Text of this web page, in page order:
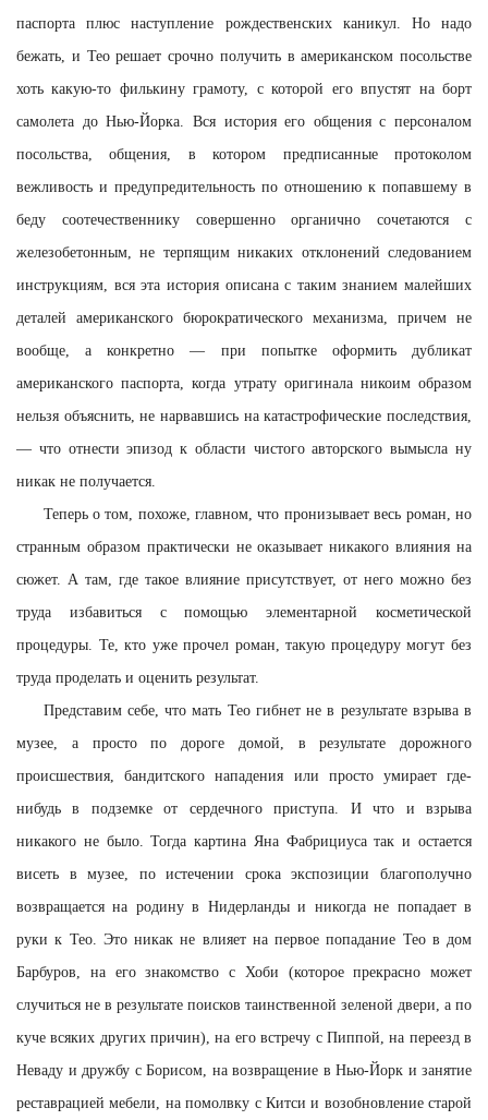
паспорта плюс наступление рождественских каникул. Но надо
бежать, и Тео решает срочно получить в американском посольстве
хоть какую-то филькину грамоту, с которой его впустят на борт
самолета до Нью-Йорка. Вся история его общения с персоналом
посольства, общения, в котором предписанные протоколом
вежливость и предупредительность по отношению к попавшему в
беду соотечественнику совершенно органично сочетаются с
железобетонным, не терпящим никаких отклонений следованием
инструкциям, вся эта история описана с таким знанием малейших
деталей американского бюрократического механизма, причем не
вообще, а конкретно — при попытке оформить дубликат
американского паспорта, когда утрату оригинала никоим образом
нельзя объяснить, не нарвавшись на катастрофические последствия,
— что отнести эпизод к области чистого авторского вымысла ну
никак не получается.
Теперь о том, похоже, главном, что пронизывает весь роман, но
странным образом практически не оказывает никакого влияния на
сюжет. А там, где такое влияние присутствует, от него можно без
труда избавиться с помощью элементарной косметической
процедуры. Те, кто уже прочел роман, такую процедуру могут без
труда проделать и оценить результат.
Представим себе, что мать Тео гибнет не в результате взрыва в
музее, а просто по дороге домой, в результате дорожного
происшествия, бандитского нападения или просто умирает где-
нибудь в подземке от сердечного приступа. И что и взрыва
никакого не было. Тогда картина Яна Фабрициуса так и остается
висеть в музее, по истечении срока экспозиции благополучно
возвращается на родину в Нидерланды и никогда не попадает в
руки к Тео. Это никак не влияет на первое попадание Тео в дом
Барбуров, на его знакомство с Хоби (которое прекрасно может
случиться не в результате поисков таинственной зеленой двери, а по
куче всяких других причин), на его встречу с Пиппой, на переезд в
Неваду и дружбу с Борисом, на возвращение в Нью-Йорк и занятие
реставрацией мебели, на помолвку с Китси и возобновление старой